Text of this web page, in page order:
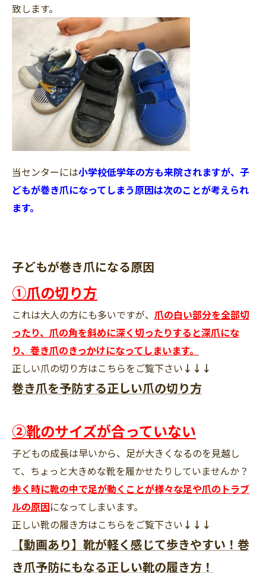
致します。
当センターには小学校低学年の方も来院されますが、子
どもが巻き爪になってしまう原因は次のことが考えられ
ます。
子どもが巻き爪になる原因
①爪の切り方
これは大人の方にも多いですが、 爪の白い部分を全部切
ったり、爪の角を斜めに深く切ったりすると深爪にな
り、巻き爪のきっかけになってしまいます。
正しい爪の切り方はこちらをご覧下さい ↓↓↓
巻き爪を予防する正しい爪の切り方
②靴のサイズが合っていない
子どもの成長は早いから、足が大きくなるのを見越し
て、ちょっと大きめな靴を履かせたりしていませんか？
歩く時に靴の中で足が動くことが様々な足や爪のトラブ
ルの原因になってしまいます。
正しい靴の履き方はこちらをご覧下さい ↓↓↓
【動画あり】靴が軽く感じて歩きやすい！巻
き爪予防にもなる正しい靴の履き方！